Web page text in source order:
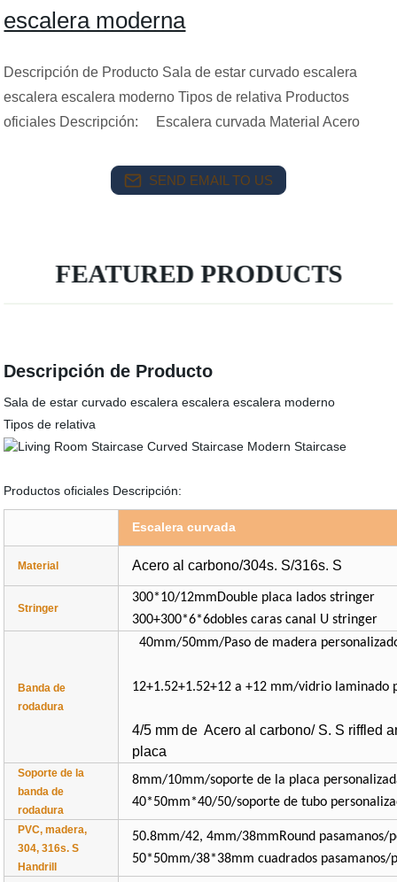
escalera moderna
Descripción de Producto Sala de estar curvado escalera
escalera escalera moderno Tipos de relativa Productos
oficiales Descripción: Escalera curvada Material Acero
SEND EMAIL TO US
FEATURED PRODUCTS
Descripción de Producto
Sala de estar curvado escalera escalera escalera moderno
Tipos de relativa
Productos oficiales Descripción:
Escalera curvada
Material Acero al carbono/304s. S/316s. S
Stringer
300*10/12mmDouble placa lados stringer
300+300*6*6dobles caras canal U stringer
Banda de
rodadura
40mm/50mm/Paso de madera
12+1.52+1.52+12 a +12 mm/vidrio
4/5 mm de Acero al carbono/ S. S riffled
placa
Soporte de la
banda de
rodadura
8mm/10mm/soporte de la placa
40*50mm*40/50/soporte de tubo
PVC, madera,
304, 316s. S
Handrill
50.8mm/42, 4mm/38mmRound pasamanos/
50*50mm/38*38mm cuadrados pasamanos/